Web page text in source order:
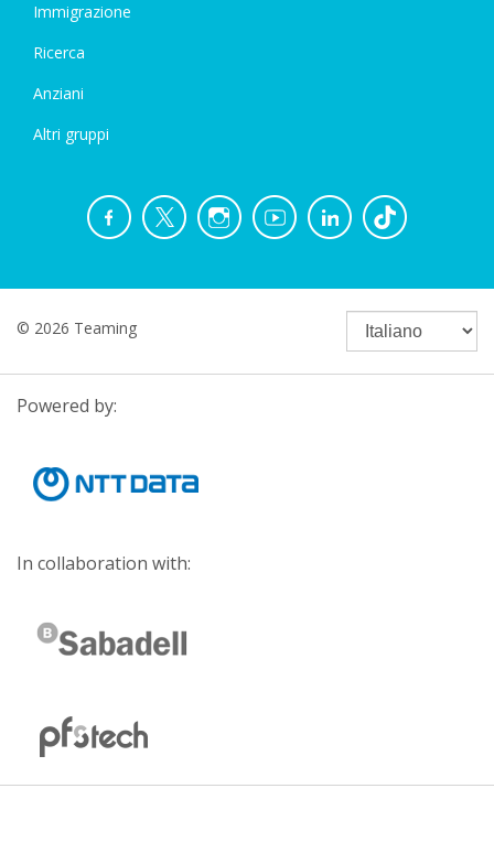
Immigrazione
Ricerca
Anziani
Altri gruppi
© 2026 Teaming
Powered by:
In collaboration with: